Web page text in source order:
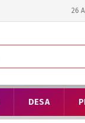
26
DESA